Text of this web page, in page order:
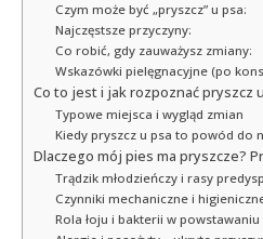
Czym może być „pryszcz” u psa:
Najczęstsze przyczyny:
Co robić, gdy zauważysz zmiany:
Wskazówki pielęgnacyjne (po
Co to jest i jak rozpoznać pryszcz
Typowe miejsca i wygląd zmian
Kiedy pryszcz u psa to powód do
Dlaczego mój pies ma pryszcze?
Trądzik młodzieńczy i rasy
Czynniki mechaniczne i
Rola łoju i bakterii w powstawaniu